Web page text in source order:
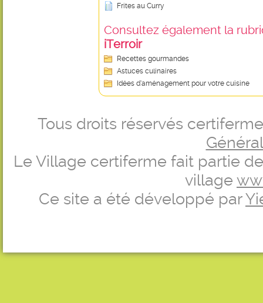
Frites au Curry
Consultez également la
iTerroir
Recettes gourmandes
Astuces culinaires
Idées d’aménagement pour votre cuisine
Tous droits réservés
Le Village certiferme fait partie
village
Ce site a été développé par